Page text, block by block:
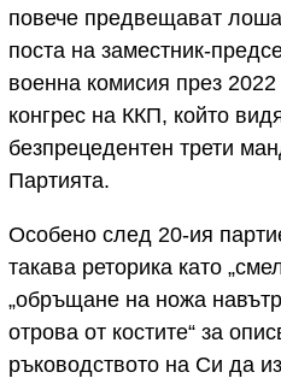
повече предвещават
поста на заместник-
военна комисия през
конгрес на ККП, който
безпрецедентен трети
Партията.
Особено след 20-ия
такава реторика като
„обръщане на ножа
отрова от костите“ за
ръководството на Си да